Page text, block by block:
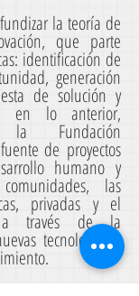
la teoría de
que parte
identificación de
generación
de solución y
en lo anterior,
Fundación
de proyectos
humano y
las
privadas y el
a través de la
tecnologías y